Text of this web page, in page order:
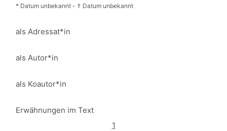
* Datum unbekannt - † Datum unbekannt
als Adressat*in
als Autor*in
als Koautor*in
Erwähnungen im Text
1